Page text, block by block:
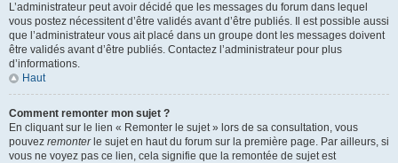
L’administrateur peut avoir décidé que les messages du forum dans lequel
vous postez nécessitent d’être validés avant d’être publiés. Il est possible aussi
que l’administrateur vous ait placé dans un groupe dont les messages doivent
être validés avant d’être publiés. Contactez l’administrateur pour plus
d’informations.
Haut
Comment remonter mon sujet ?
En cliquant sur le lien « Remonter le sujet » lors de sa consultation, vous
pouvez remonterle sujet en haut du forum sur la première page. Par ailleurs, si
vous ne voyez pas ce lien, cela signifie que la remontée de sujet est